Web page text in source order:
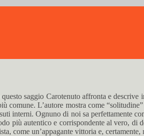
questo saggio Carotenuto affronta e
comune. L’autore mostra come
interni. Ognuno di noi sa perfettamente
più autentico e corrispondente al vero, di
come un’appagante vittoria e,